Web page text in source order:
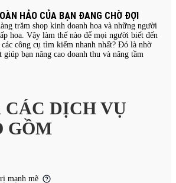
HẢO CỦA BẠN ĐANG CHỜ ĐỢI
trăm shop kinh doanh hoa và những người
hoa. Vậy làm thế nào để mọi người biết đến
các công cụ tìm kiếm nhanh nhất? Đó là nhờ
bạn nâng cao doanh thu và nâng tầm
CÁC DỊCH VỤ
GỒM
mạnh mẽ